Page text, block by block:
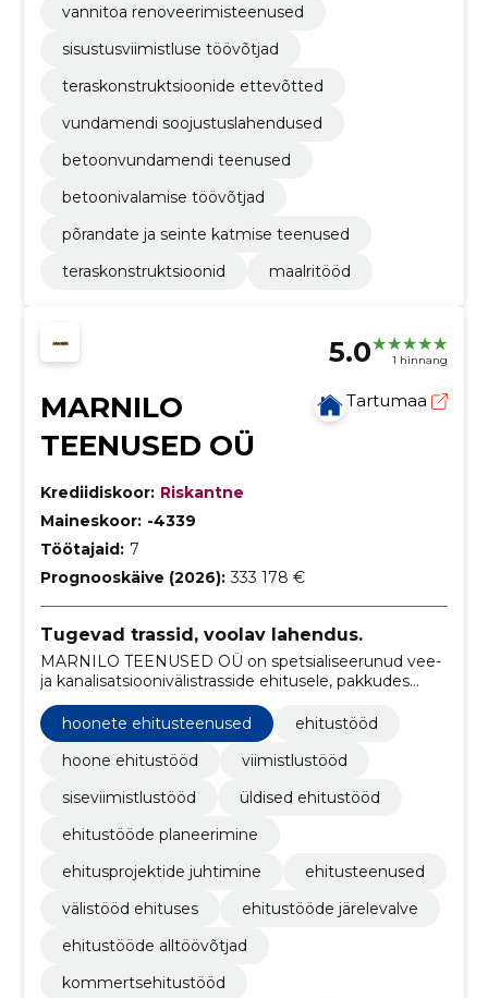
vannitoa renoveerimisteenused
sisustusviimistluse töövõtjad
teraskonstruktsioonide ettevõtted
vundamendi soojustuslahendused
betoonvundamendi teenused
betoonivalamise töövõtjad
põrandate ja seinte katmise teenused
teraskonstruktsioonid
maalritööd
5.0 1 hinnang
MARNILO
TEENUSED OÜ
Tartumaa
Krediidiskoor: Riskantne
Maineskoor: -4339
Töötajaid: 7
Prognooskäive (2026): 333 178 €
Tugevad trassid, voolav lahendus.
MARNILO TEENUSED OÜ on spetsialiseerunud vee-
ja kanalisatsioonivälistrasside ehitusele, pakkudes
kvaliteetseid ja vastupidavaid lahendusi kogu Eestis.
hoonete ehitusteenused
ehitustööd
hoone ehitustööd
viimistlustööd
siseviimistlustööd
üldised ehitustööd
ehitustööde planeerimine
ehitusprojektide juhtimine
ehitusteenused
välistööd ehituses
ehitustööde järelevalve
ehitustööde alltöövõtjad
kommertsehitustööd